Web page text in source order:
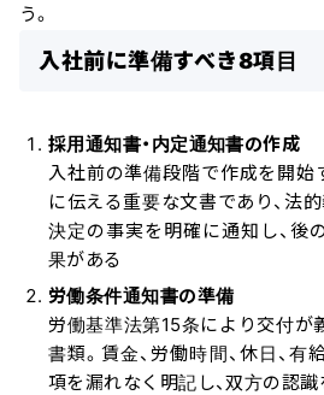
う。
入社前に準備すべき8項目
採用通知書・内定通知書の作成
入社前の準備段階で作成を開始
に伝える重要な文書であり、法
決定の事実を明確に通知し、後
果がある
労働条件通知書の準備
労働基準法第15条により交付が
書類。賃金、労働時間、休日、
項を漏れなく明記し、双方の認